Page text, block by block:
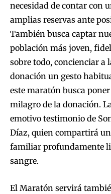
necesidad de contar con
amplias reservas ante
También busca captar
población más joven,
sobre todo, concienciar a
donación un gesto
este maratón busca
milagro de la donación.
emotivo testimonio de
Díaz, quien compartirá
familiar profundamente
sangre.
El Maratón servirá